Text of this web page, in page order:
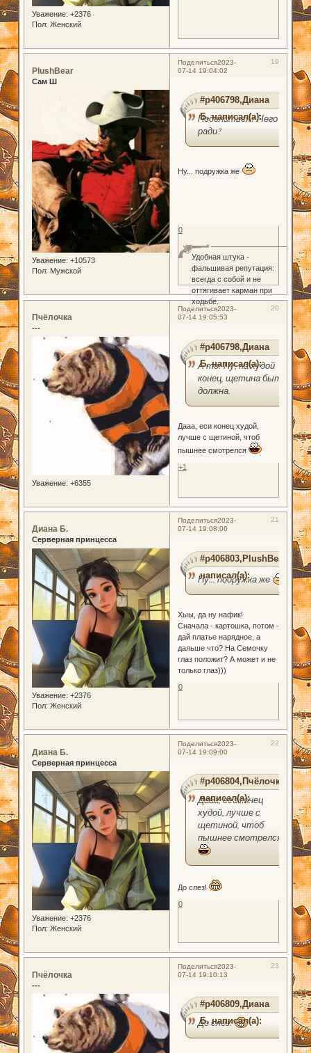
Уважение: +2376
Пол: Женский
Поделиться 19
2023-
07-14 19:04:02
PlushBear
Сам Ш
Уважение: +10573
Пол: Мужской
#p406798,Диана
Б. написал(а):
Поделиться? Чего
ради?
Ну... подружка же
Удобная штука -
фальшивая репутация:
всегда с собой и не
оттягивает карман при
ходьбе.
0
Поделиться 20
2023-
07-14 19:05:53
Пчёлочка
---
Уважение: +6355
#p406798,Диана
Б. написал(а):
А то! Ну, на худой
конец, щетина быть
должна.
Дааа, еси конец худой,
лучше с щетиной, чтоб
пышнее смотрелся
+1
Поделиться 21
2023-
07-14 19:08:06
Диана Б.
Серверная принцесса
Уважение: +2376
Пол: Женский
#p406803,PlushBear
написал(а):
Ну... подружка же
Хыы, да ну нафик!
Сначала - картошка, потом -
дай платье нарядное, а
дальше что? На Семочку
глаз положит? А может и не
только глаз)))
0
Поделиться 22
2023-
07-14 19:09:00
Диана Б.
Серверная принцесса
Уважение: +2376
Пол: Женский
#p406804,Пчёлочка
написал(а):
Дааа, еси конец
худой, лучше с
щетиной, чтоб
пышнее смотрелся
До слез!
0
Поделиться 23
2023-
07-14 19:10:13
Пчёлочка
---
#p406809,Диана
Б. написал(а):
До слез!